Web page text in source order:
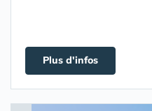
Plus d'infos